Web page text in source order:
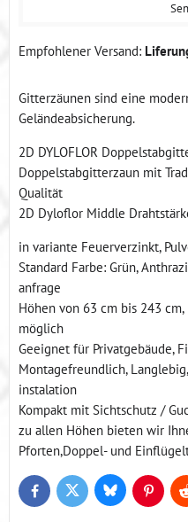
Gitterzäunen sind eine
Geländeabsicherung.
2D DYLOFLOR
Doppelstabgitterzaun mit
Qualität
2D Dyloflor Middle
in variante Feuerverzinkt,
Standard Farbe: Grün,
anfrage
Höhen von 63 cm bis 243
möglich
Geeignet für Privatgebäude,
Montagefreundlich,
instalation
Kompakt mit Sichtschutz /
zu allen Höhen bieten wir
Pforten,Doppel- und
FacebookTwitter Bluesky